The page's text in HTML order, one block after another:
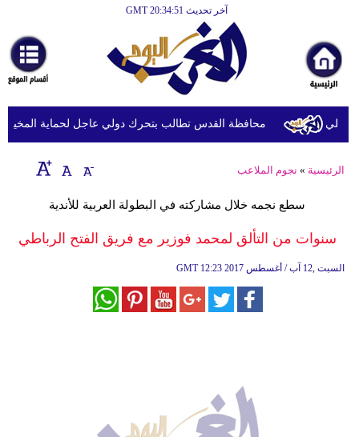
آخر تحديث GMT 20:34:51
أخبارعاجلة
رياضة
ثقافة
إقتصاد
أزياء
محافظة القدس تطالب بتحرك دولي عاجل لحماية المخيمات
الرئيسية » نجوم الملاعب
سطع نجمه خلال مشاركته في البطولة العربية للأندية
سنوات من التألق لمحمد فوزير مع فريق الفتح الرباطي
GMT 12:23 2017 السبت ,12 آب / أغسطس